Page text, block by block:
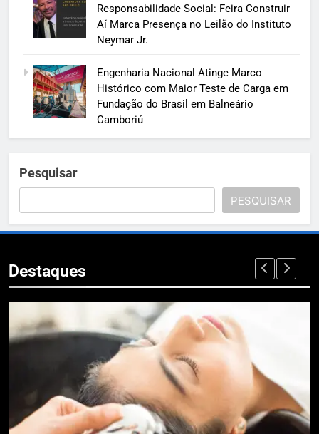
Responsabilidade Social: Feira Construir
Aí Marca Presença no Leilão do Instituto
Neymar Jr.
Engenharia Nacional Atinge Marco
Histórico com Maior Teste de Carga em
Fundação do Brasil em Balneário
Camboriú
Pesquisar
PESQUISAR
Destaques